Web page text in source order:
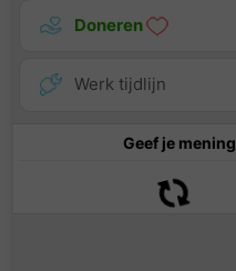
Doneren
Werk tijdlijn
Geef je mening